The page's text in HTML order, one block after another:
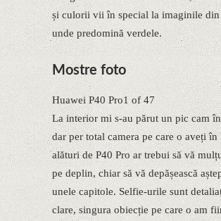
și culorii vii în special la imaginile din
unde predomină verdele.
Mostre foto
Huawei P40 Pro1 of 47
La interior mi s-au părut un pic cam
dar per total camera pe care o aveți în
alături de P40 Pro ar trebui să vă
pe deplin, chiar să vă depășească
unele capitole. Selfie-urile sunt
clare, singura obiecție pe care o am